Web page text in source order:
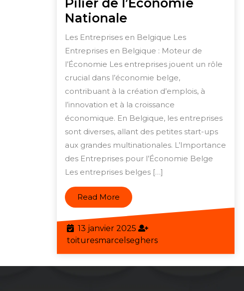
Nationale
Dynamisme
des
Entreprises
Belges
:
Un
Pilier
de
l’Économie
Nationale
Les Entreprises en Belgique Les
Entreprises en Belgique : Moteur de
l’Économie Les entreprises jouent un rôle
crucial dans l’économie belge,
contribuant à la création d’emplois, à
l’innovation et à la croissance
économique. En Belgique, les entreprises
sont diverses, allant des petites start-ups
aux grandes multinationales. L’Importance
des Entreprises pour l’Économie Belge
Les entreprises belges […]
Read More Read
More
13 janvier 2025 13
janvier
2025
toituresmarcelsegherstoituresmarcelseghers